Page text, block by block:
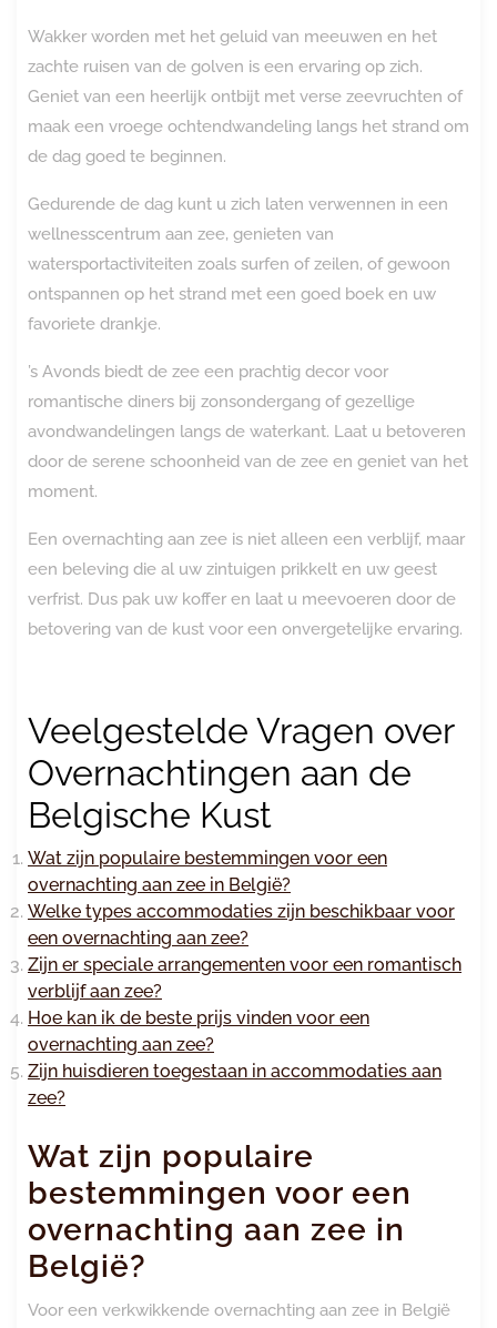
Wakker worden met het geluid van meeuwen en het
zachte ruisen van de golven is een ervaring op zich.
Geniet van een heerlijk ontbijt met verse zeevruchten of
maak een vroege ochtendwandeling langs het strand om
de dag goed te beginnen.
Gedurende de dag kunt u zich laten verwennen in een
wellnesscentrum aan zee, genieten van
watersportactiviteiten zoals surfen of zeilen, of gewoon
ontspannen op het strand met een goed boek en uw
favoriete drankje.
’s Avonds biedt de zee een prachtig decor voor
romantische diners bij zonsondergang of gezellige
avondwandelingen langs de waterkant. Laat u betoveren
door de serene schoonheid van de zee en geniet van het
moment.
Een overnachting aan zee is niet alleen een verblijf, maar
een beleving die al uw zintuigen prikkelt en uw geest
verfrist. Dus pak uw koffer en laat u meevoeren door de
betovering van de kust voor een onvergetelijke ervaring.
Veelgestelde Vragen over
Overnachtingen aan de
Belgische Kust
Wat zijn populaire bestemmingen voor een
overnachting aan zee in België?
Welke types accommodaties zijn beschikbaar voor
een overnachting aan zee?
Zijn er speciale arrangementen voor een romantisch
verblijf aan zee?
Hoe kan ik de beste prijs vinden voor een
overnachting aan zee?
Zijn huisdieren toegestaan ​​in accommodaties aan
zee?
Wat zijn populaire
bestemmingen voor een
overnachting aan zee in
België?
Voor een verkwikkende overnachting aan zee in België